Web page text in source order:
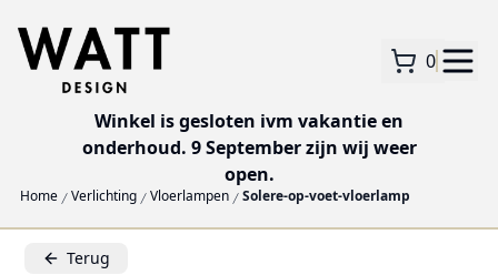
0
Winkel is gesloten ivm vakantie en
onderhoud. 9 September zijn wij weer
open.
Home Verlichting Vloerlampen Solere-op-voet-vloerlamp
Terug